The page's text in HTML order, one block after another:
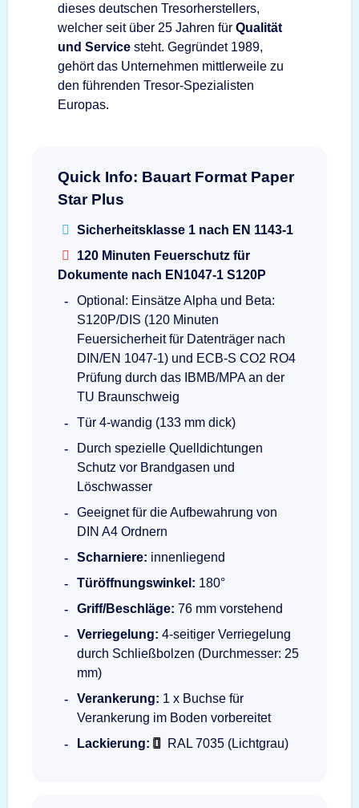
dieses deutschen Tresorherstellers,
welcher seit über 25 Jahren für Qualität
und Service steht. Gegründet 1989,
gehört das Unternehmen mittlerweile zu
den führenden Tresor-Spezialisten
Europas.
Quick Info: Bauart Format Paper
Star Plus
Sicherheitsklasse 1 nach EN 1143-1
120 Minuten Feuerschutz für
Dokumente nach EN1047-1 S120P
Optional: Einsätze Alpha und Beta:
S120P/DIS (120 Minuten
Feuersicherheit für Datenträger nach
DIN/EN 1047-1) und ECB-S CO2 RO4
Prüfung durch das IBMB/MPA an der
TU Braunschweig
Tür 4-wandig (133 mm dick)
Durch spezielle Quelldichtungen
Schutz vor Brandgasen und
Löschwasser
Geeignet für die Aufbewahrung von
DIN A4 Ordnern
Scharniere: innenliegend
Türöffnungswinkel: 180°
Griff/Beschläge: 76 mm vorstehend
Verriegelung: 4-seitiger Verriegelung
durch Schließbolzen (Durchmesser: 25
mm)
Verankerung: 1 x Buchse für
Verankerung im Boden vorbereitet
Lackierung:
RAL 7035 (Lichtgrau)